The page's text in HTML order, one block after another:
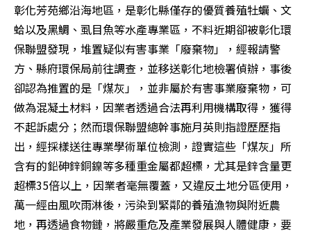
彰化芳苑鄉沿海地區，是彰化縣僅存的優質養殖牡蠣、文
蛤以及黑鯛、虱目魚等水產專業區，不料近期卻被彰化環
保聯盟發現，堆置疑似有害事業「廢棄物」，經報請警
方、縣府環保局前往調查，並移送彰化地檢署偵辦，事後
卻認為推置的是「煤灰」，並非屬於有害事業廢棄物，可
做為混凝土材料，因業者透過合法再利用機構取得，獲得
不起訴處分；然而環保聯盟總幹事施月英則指證歷歷指
出，經採樣送往專業學術單位檢測，證實這些「煤灰」所
含有的鉛砷鋅銅鎳等多種重金屬都超標，尤其是鋅含量更
超標35倍以上，因業者毫無覆蓋，又違反土地分區使用，
萬一經由風吹雨淋後，污染到緊鄰的養殖漁物與附近農
地，再透過食物鏈，將嚴重危及產業發展與人體健康，要